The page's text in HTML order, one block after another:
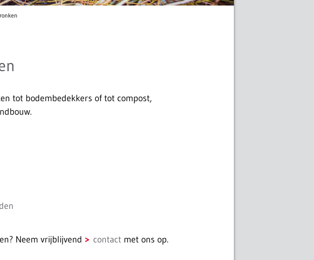
tot bodembedekkers of tot compost,
Neem vrijblijvend contact met ons op.